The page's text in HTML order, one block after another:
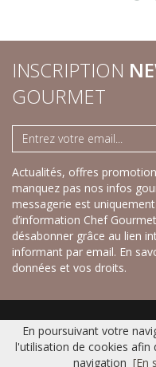
INSCRIPTION
GOURMET
Actualités, offres
manquez pas nos infos
messagerie est
d’information Chef
désabonner grâce au lien
informant par email. En
données et vos droits.
Accueil|Nos savoureux
Gamme Fraîche|Catalogue|
© 2016 CHEF
En poursuivant votre
l'utilisation de cookies
navigation [En